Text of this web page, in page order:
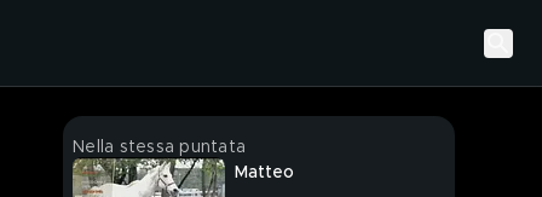
Nella stessa puntata
Matteo